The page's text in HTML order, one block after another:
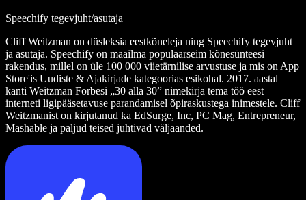
Speechify tegevjuht/asutaja
Cliff Weitzman on düsleksia eestkõneleja ning Speechify tegevjuht
ja asutaja. Speechify on maailma populaarseim kõnesünteesi
rakendus, millel on üle 100 000 viietärnilise arvustuse ja mis on App
Store'is Uudiste & Ajakirjade kategoorias esikohal. 2017. aastal
kanti Weitzman Forbesi „30 alla 30” nimekirja tema töö eest
interneti ligipääsetavuse parandamisel õpiraskustega inimestele. Cliff
Weitzmanist on kirjutanud ka EdSurge, Inc, PC Mag, Entrepreneur,
Mashable ja paljud teised juhtivad väljaanded.